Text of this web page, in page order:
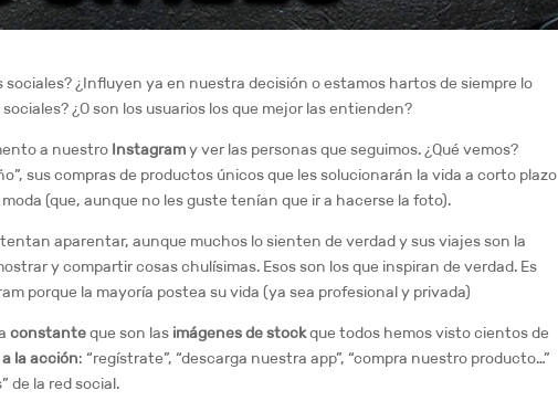
sociales? ¿Influyen ya en nuestra decisión o estamos hartos de siempre lo
¿O son los usuarios los que mejor las entienden?
a nuestro Instagramy ver las personas que seguimos. ¿Qué vemos?
sus compras de productos únicos que les solucionarán la vida a corto plazo
(que, aunque no les guste tenían que ir a hacerse la foto).
aparentar, aunque muchos lo sienten de verdad y sus viajes son la
y compartir cosas chulísimas. Esos son los que inspiran de verdad. Es
porque la mayoría postea su vida (ya sea profesional y privada)
constanteque son las imágenes de stockque todos hemos visto cientos de
la acción: “regístrate”, “descarga nuestra app”, “compra nuestro producto…”
de la red social.